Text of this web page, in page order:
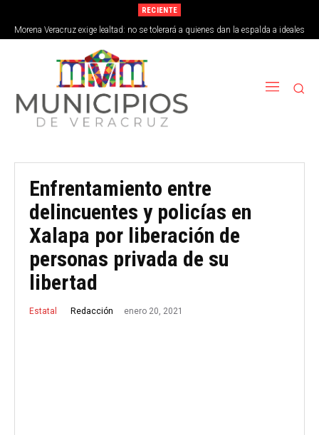
RECIENTE
Morena Veracruz exige lealtad: no se tolerará a quienes dan la espalda a ideales
de la 4T
Enfrentamiento entre
delincuentes y policías en
Xalapa por liberación de
personas privada de su
libertad
Estatal Redacción enero 20, 2021